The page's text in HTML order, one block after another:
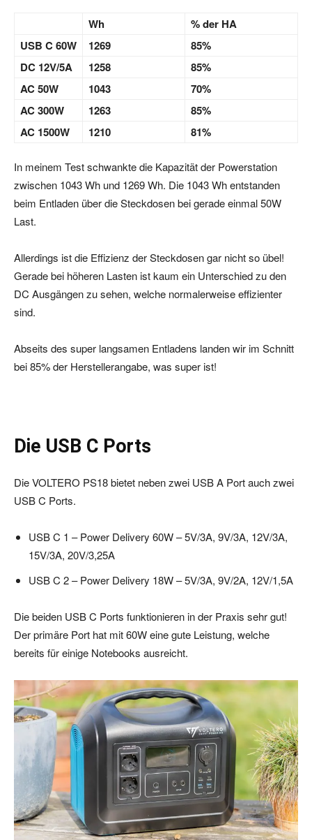
Wh
% der HA
USB C 60W
1269
85%
DC 12V/5A
1258
85%
AC 50W
1043
70%
AC 300W
1263
85%
AC 1500W
1210 81%
In meinem Test schwankte die Kapazität der Powerstation
zwischen 1043 Wh und 1269 Wh. Die 1043 Wh entstanden
beim Entladen über die Steckdosen bei gerade einmal 50W
Last.
Allerdings ist die Effizienz der Steckdosen gar nicht so übel!
Gerade bei höheren Lasten ist kaum ein Unterschied zu den
DC Ausgängen zu sehen, welche normalerweise effizienter
sind.
Abseits des super langsamen Entladens landen wir im Schnitt
bei 85% der Herstellerangabe, was super ist!
Die USB C Ports
Die VOLTERO PS18 bietet neben zwei USB A Port auch zwei
USB C Ports.
USB C 1 – Power Delivery 60W – 5V/3A, 9V/3A, 12V/3A,
15V/3A, 20V/3,25A
USB C 2 – Power Delivery 18W – 5V/3A, 9V/2A, 12V/1,5A
Die beiden USB C Ports funktionieren in der Praxis sehr gut!
Der primäre Port hat mit 60W eine gute Leistung, welche
bereits für einige Notebooks ausreicht.